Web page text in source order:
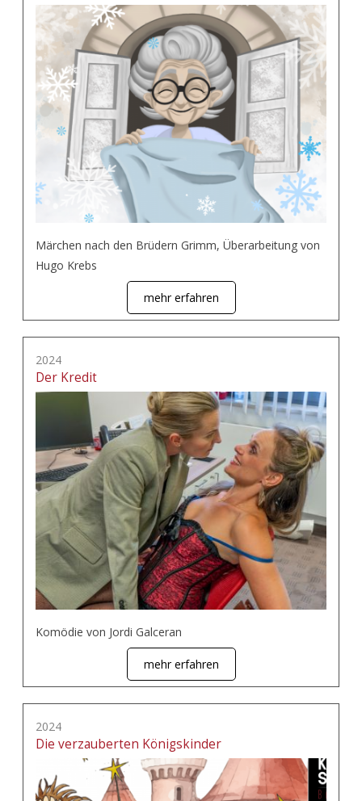
Märchen nach den Brüdern Grimm, Überarbeitung von
Hugo Krebs
mehr erfahren
2024
Der Kredit
Komödie von Jordi Galceran
mehr erfahren
2024
Die verzauberten Königskinder